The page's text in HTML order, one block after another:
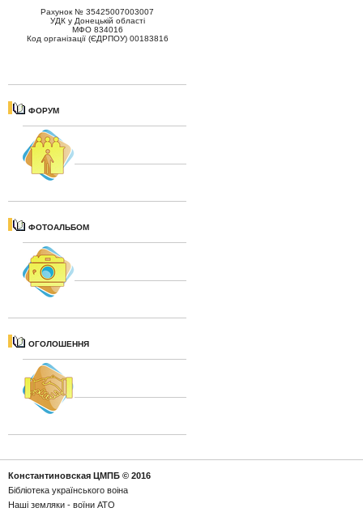
Рахунок № 35425007003007
УДК у Донецькій області
МФО 834016
Код організації (ЄДРПОУ) 00183816
ФОРУМ
ФОТОАЛЬБОМ
ОГОЛОШЕННЯ
Константиновская ЦМПБ © 2016
Бібліотека українського воіна
Наші земляки - воїни АТО